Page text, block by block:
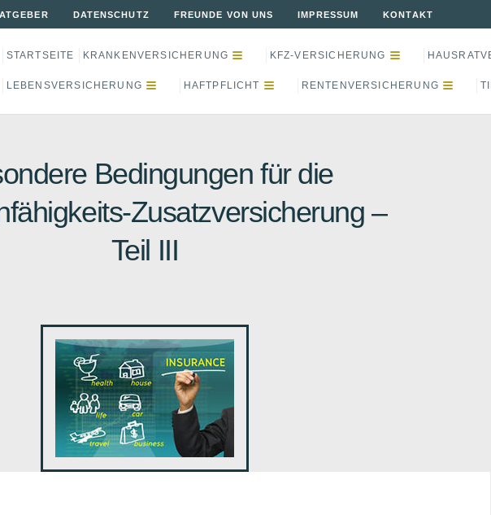
DATENSCHUTZ FREUNDE VON UNS IMPRESSUM KONTAKT
STARTSEITE KRANKENVERSICHERUNG KFZ-VERSICHERUNG
LEBENSVERSICHERUNG HAFTPFLICHT RENTENVERSICHERUNG
Bedingungen für die
Zusatzversicherung –
Teil III